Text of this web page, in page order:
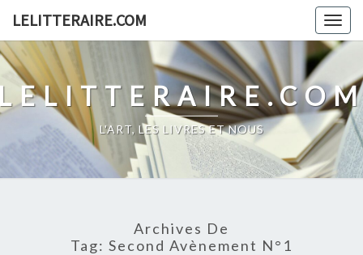
content
LELITTERAIRE.COM
L'ART, LES LIVRES ET NOUS
Archives De
Tag: Second Avènement N°1